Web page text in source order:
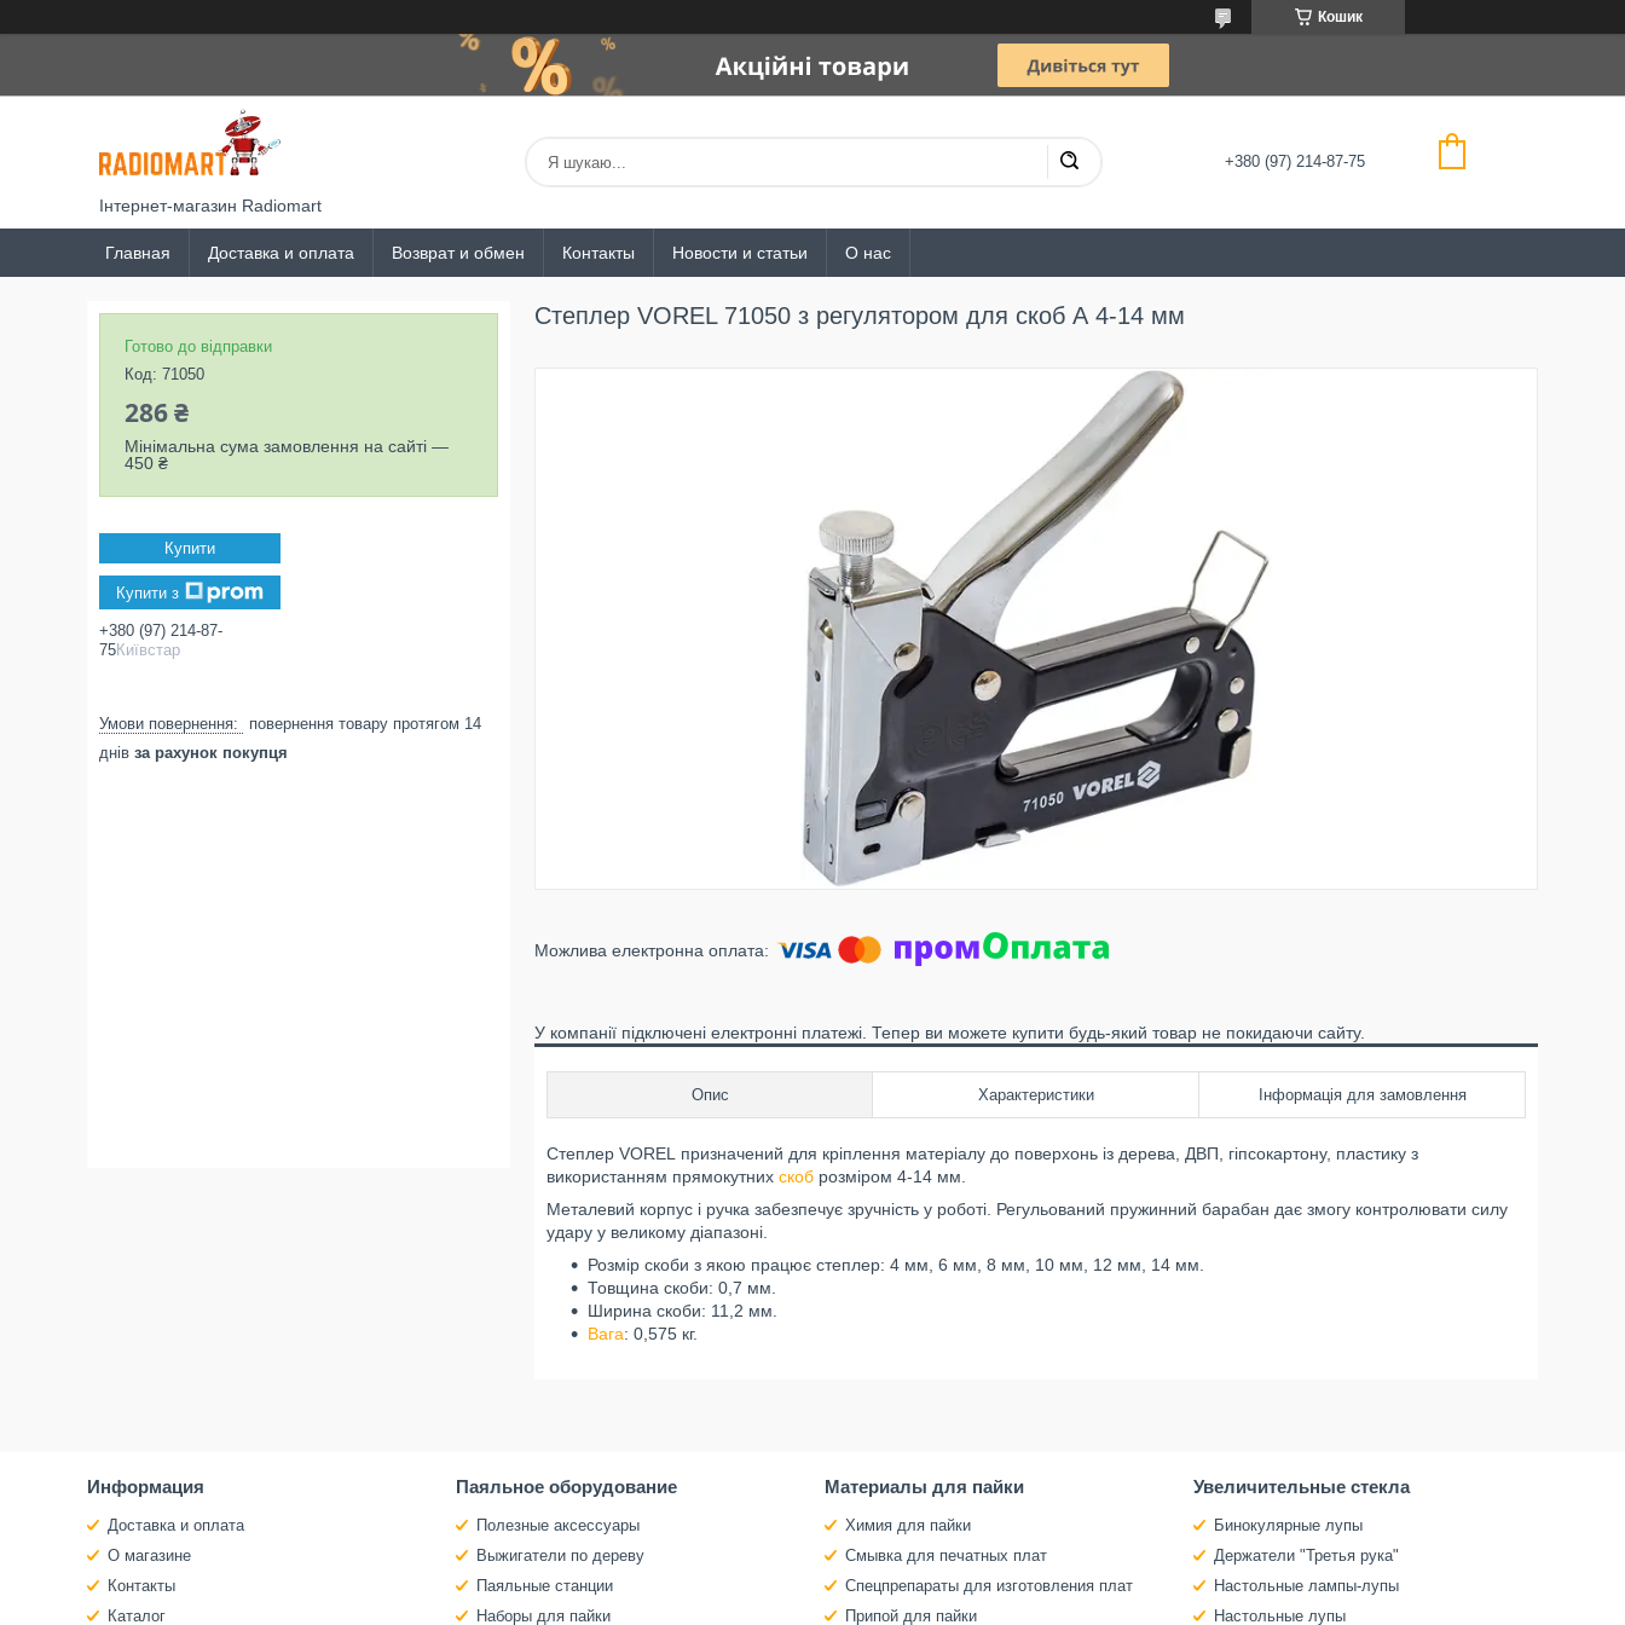
Кошик
Інтернет-магазин Radiomart
+380 (97) 214-87-75
Главная Доставка и оплата Возврат и обмен Контакты Новости и статьи О нас
Степлер VOREL 71050 з регулятором для скоб А 4-14 мм
У компанії підключені електронні платежі. Тепер ви можете купити будь-який товар не покидаючи сайту.
Опис Характеристики Інформація для замовлення
Степлер VOREL призначений для кріплення матеріалу до поверхонь із дерева, ДВП, гіпсокартону, пластику з
використанням прямокутних скоб розміром 4-14 мм.
Металевий корпус і ручка забезпечує зручність у роботі. Регульований пружинний барабан дає змогу контролювати силу
удару у великому діапазоні.
Розмір скоби з якою працює степлер: 4 мм, 6 мм, 8 мм, 10 мм, 12 мм, 14 мм.
Товщина скоби: 0,7 мм.
Ширина скоби: 11,2 мм.
Вага: 0,575 кг.
Готово до відправки
Код: 71050
286 ₴
Мінімальна сума замовлення на сайті —
450 ₴
Купити
Купити з
+380 (97) 214-87-
75Київстар
повернення товару протягом 14
днів за рахунок покупця
Информация
Доставка и оплата
О магазине
Контакты
Каталог
Паяльное оборудование
Полезные аксессуары
Выжигатели по дереву
Паяльные станции
Наборы для пайки
Материалы для пайки
Химия для пайки
Смывка для печатных плат
Спецпрепараты для изготовления плат
Припой для пайки
Увеличительные стекла
Бинокулярные лупы
Держатели "Третья рука"
Настольные лампы-лупы
Настольные лупы